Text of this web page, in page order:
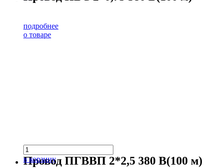
подробнее
о товаре
в корзину
Провод ПГВВП 2*2,5 380 В(100 м)